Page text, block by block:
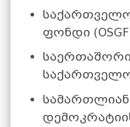
ფონდი